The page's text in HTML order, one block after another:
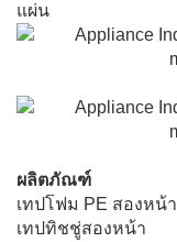
แผ่น
ผลิตภัณฑ์
เทปโฟม PE สองหน้า
เทปทิชชู่สองหน้า